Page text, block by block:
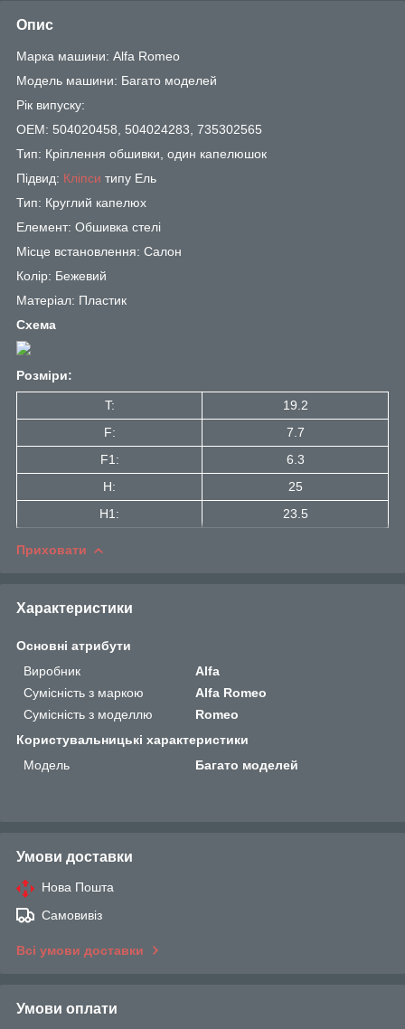
Опис
Марка машини: Alfa Romeo
Модель машини: Багато моделей
Рік випуску:
OEM: 504020458, 504024283, 735302565
Тип: Кріплення обшивки, один капелюшок
Підвид: Кліпси типу Ель
Тип: Круглий капелюх
Елемент: Обшивка стелі
Місце встановлення: Салон
Колір: Бежевий
Матеріал: Пластик
Схема
Розміри:
T:
19.2
F:
7.7
F1:
6.3
H:
25
H1:
23.5
Приховати
Характеристики
Основні атрибути
Виробник
Alfa
Сумісність з маркою
Alfa Romeo
Сумісність з моделлю
Romeo
Користувальницькі характеристики
Мoдель
Багато моделей
Умови доставки
Нова Пошта
Самовивіз
Всі умови доставки
Умови оплати